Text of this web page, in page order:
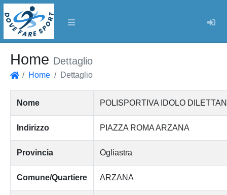
Home Dettaglio
Home Dettaglio
Nome POLISPORTIVA IDOLO
Indirizzo PIAZZA ROMA ARZANA
Provincia Ogliastra
Comune/Quartiere ARZANA